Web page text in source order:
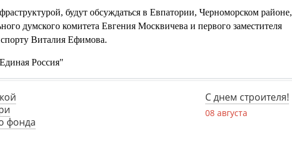
будут обсуждаться в Евпатории, Черноморском районе,
думского комитета Евгения Москвичева и первого заместителя
Виталия Ефимова.
Россия"
фонда
С днем строителя!
08 августа